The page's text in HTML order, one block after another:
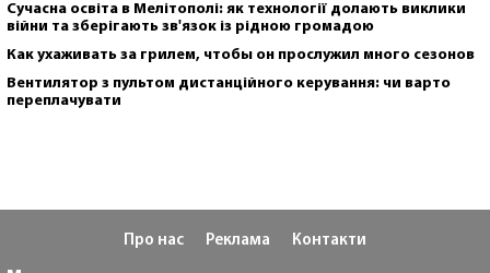
Сучасна освіта в Мелітополі: як технології долають виклики
війни та зберігають зв'язок із рідною громадою
Как ухаживать за грилем, чтобы он прослужил много сезонов
Вентилятор з пультом дистанційного керування: чи варто
переплачувати
Про нас Реклама Контакти